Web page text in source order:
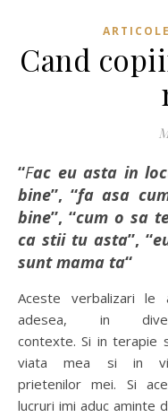
Cand
“ Fac eu asta in
bine”, “fa asa
bine”, “cum o sa
ca stii tu asta”, “
sunt mama ta“
Aceste verbalizari le
adesea, in
contexte. Si in terapie
viata mea si in
prietenilor mei. Si
lucruri imi aduc aminte